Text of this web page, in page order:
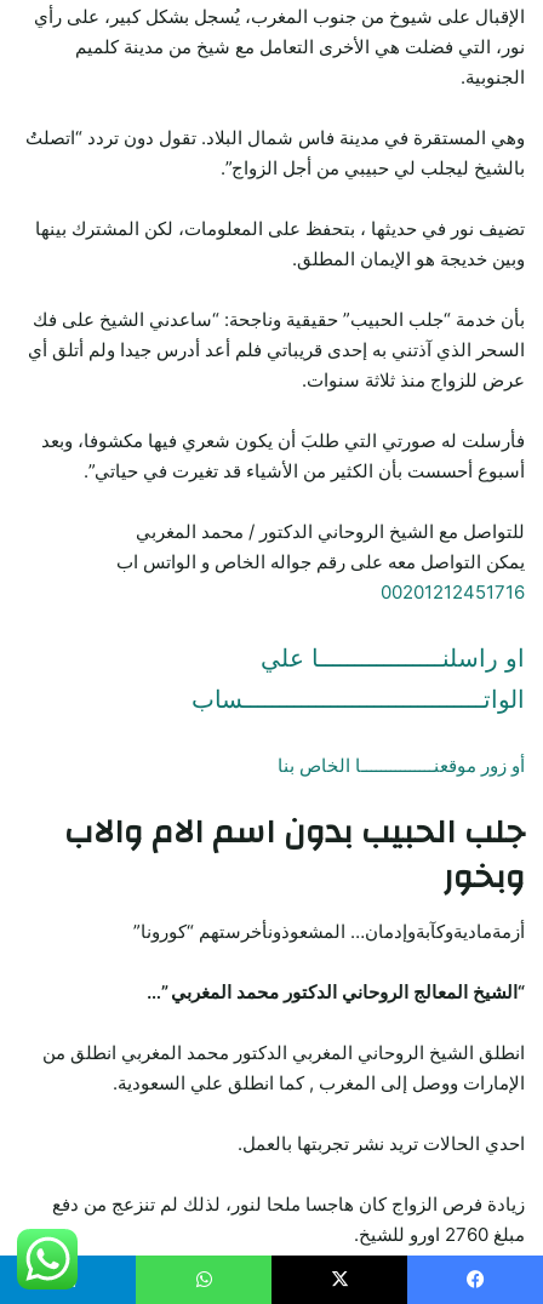
الإقبال على شيوخ من جنوب المغرب، يُسجل بشكل كبير، على رأي
نور، التي فضلت هي الأخرى التعامل مع شيخ من مدينة كلميم
الجنوبية.
وهي المستقرة في مدينة فاس شمال البلاد. تقول دون تردد “اتصلتُ
بالشيخ ليجلب لي حبيبي من أجل الزواج”.
تضيف نور في حديثها ، بتحفظ على المعلومات، لكن المشترك بينها
وبين خديجة هو الإيمان المطلق.
بأن خدمة “جلب الحبيب” حقيقية وناجحة: “ساعدني الشيخ على فك
السحر الذي آذتني به إحدى قريباتي فلم أعد أدرس جيدا ولم أتلق أي
عرض للزواج منذ ثلاثة سنوات.
فأرسلت له صورتي التي طلبَ أن يكون شعري فيها مكشوفا، وبعد
أسبوع أحسست بأن الكثير من الأشياء قد تغيرت في حياتي”.
للتواصل مع الشيخ الروحاني الدكتور / محمد المغربي
يمكن التواصل معه على رقم جواله الخاص و الواتس اب
00201212451716
او راسلنـــــــــــــــــا علي
الواتـــــــــــــــــــــــــــــــــساب
أو زور موقعنـــــــــــــــا الخاص بنا
جلب الحبيب بدون اسم الام والاب
وبخور
أزمةماديةوكآبةوإدمان… المشعوذونأخرستهم “كورونا”
“الشيخ المعالج الروحاني الدكتور محمد المغربي ”…
انطلق الشيخ الروحاني المغربي الدكتور محمد المغربي انطلق من
الإمارات ووصل إلى المغرب , كما انطلق علي السعودية.
احدي الحالات تريد نشر تجربتها بالعمل.
زيادة فرص الزواج كان هاجسا ملحا لنور، لذلك لم تنزعج من دفع
مبلغ 2760 اورو للشيخ.
لأنها على حد قولها بالدارجة المغربية “الفلوس كتمشي وتجي” (المال